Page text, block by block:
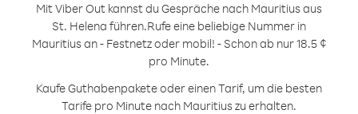
Mit Viber Out kannst du Gespräche nach Mauritius aus
St. Helena führen.Rufe eine beliebige Nummer in
Mauritius an - Festnetz oder mobil! - Schon ab nur 18.5 ¢
pro Minute.
Kaufe Guthabenpakete oder einen Tarif, um die besten
Tarife pro Minute nach Mauritius zu erhalten.